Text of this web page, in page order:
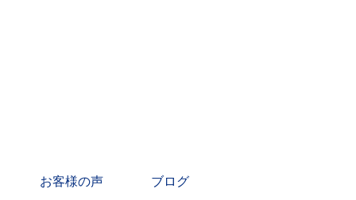
お客様の声 ブログ